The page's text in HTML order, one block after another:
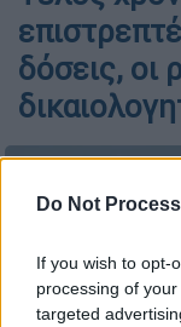
Do Not
If you wish to opt-
processing of
targeted
δόσεις, οι